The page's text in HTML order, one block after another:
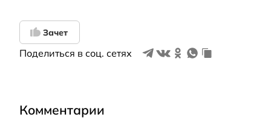
Зачет
Поделиться в соц. сетях
Комментарии